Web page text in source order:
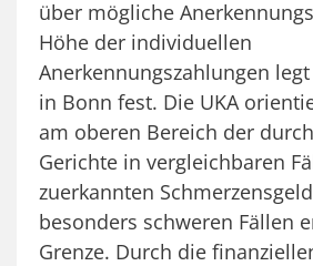
über mögliche
Höhe der individuellen
Anerkennungszahlungen
in Bonn fest. Die UKA
am oberen Bereich der
Gerichte in vergleichbaren
zuerkannten
besonders schweren Fällen
Grenze. Durch die